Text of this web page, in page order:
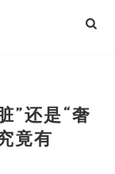
”还是“奢
竟有